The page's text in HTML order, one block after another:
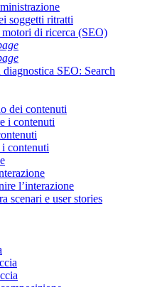
soggetti ritratti
di ricerca (SEO)
SEO: Search
dei contenuti
i contenuti
contenuti
l’interazione
scenari e user stories